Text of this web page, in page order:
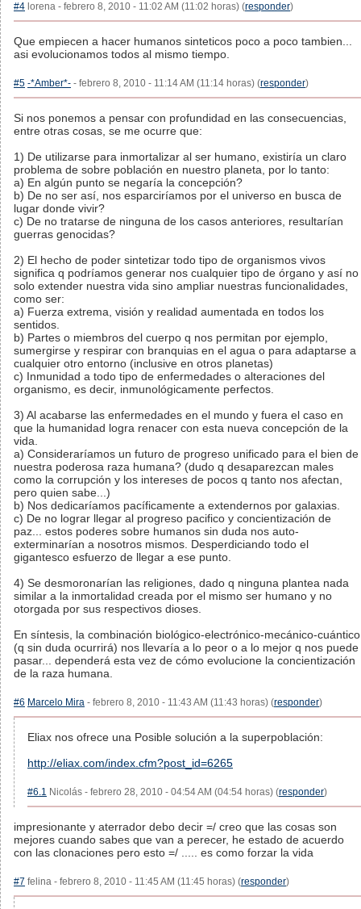
#4 lorena - febrero 8, 2010 - 11:02 AM (11:02 horas) (responder)
Que empiecen a hacer humanos sinteticos poco a poco tambien...
asi evolucionamos todos al mismo tiempo.
#5 -*Amber*- - febrero 8, 2010 - 11:14 AM (11:14 horas) (responder)
Si nos ponemos a pensar con profundidad en las consecuencias,
entre otras cosas, se me ocurre que:
1) De utilizarse para inmortalizar al ser humano, existiría un claro
problema de sobre población en nuestro planeta, por lo tanto:
a) En algún punto se negaría la concepción?
b) De no ser así, nos esparciríamos por el universo en busca de
lugar donde vivir?
c) De no tratarse de ninguna de los casos anteriores, resultarían
guerras genocidas?
2) El hecho de poder sintetizar todo tipo de organismos vivos
significa q podríamos generar nos cualquier tipo de órgano y así no
solo extender nuestra vida sino ampliar nuestras funcionalidades,
como ser:
a) Fuerza extrema, visión y realidad aumentada en todos los
sentidos.
b) Partes o miembros del cuerpo q nos permitan por ejemplo,
sumergirse y respirar con branquias en el agua o para adaptarse a
cualquier otro entorno (inclusive en otros planetas)
c) Inmunidad a todo tipo de enfermedades o alteraciones del
organismo, es decir, inmunológicamente perfectos.
3) Al acabarse las enfermedades en el mundo y fuera el caso en
que la humanidad logra renacer con esta nueva concepción de la
vida.
a) Consideraríamos un futuro de progreso unificado para el bien de
nuestra poderosa raza humana? (dudo q desaparezcan males
como la corrupción y los intereses de pocos q tanto nos afectan,
pero quien sabe...)
b) Nos dedicaríamos pacíficamente a extendernos por galaxias.
c) De no lograr llegar al progreso pacifico y concientización de
paz... estos poderes sobre humanos sin duda nos auto-
exterminarían a nosotros mismos. Desperdiciando todo el
gigantesco esfuerzo de llegar a ese punto.
4) Se desmoronarían las religiones, dado q ninguna plantea nada
similar a la inmortalidad creada por el mismo ser humano y no
otorgada por sus respectivos dioses.
En síntesis, la combinación biológico-electrónico-mecánico-cuántico
(q sin duda ocurrirá) nos llevaría a lo peor o a lo mejor q nos puede
pasar... dependerá esta vez de cómo evolucione la concientización
de la raza humana.
#6 Marcelo Mira - febrero 8, 2010 - 11:43 AM (11:43 horas) (responder)
Eliax nos ofrece una Posible solución a la superpoblación:
http://eliax.com/index.cfm?post_id=6265
#6.1 Nicolás - febrero 28, 2010 - 04:54 AM (04:54 horas) (responder)
impresionante y aterrador debo decir =/ creo que las cosas son
mejores cuando sabes que van a perecer, he estado de acuerdo
con las clonaciones pero esto =/ ..... es como forzar la vida
#7 felina - febrero 8, 2010 - 11:45 AM (11:45 horas) (responder)